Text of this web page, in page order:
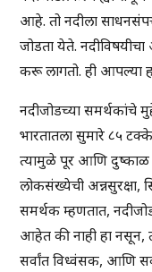
आहे. तो नदीला
जोडता येते.
करू लागतो. ही आपल्या
नदीजोडच्या समर्थकांचे
भारतातला सुमारे ८५
त्यामुळे पूर आणि दुष्काळ हे
लोकसंख्येची
समर्थक म्हणतात,
आहेत की नाही हा नसून,
सर्वांत विध्वंसक, आणि